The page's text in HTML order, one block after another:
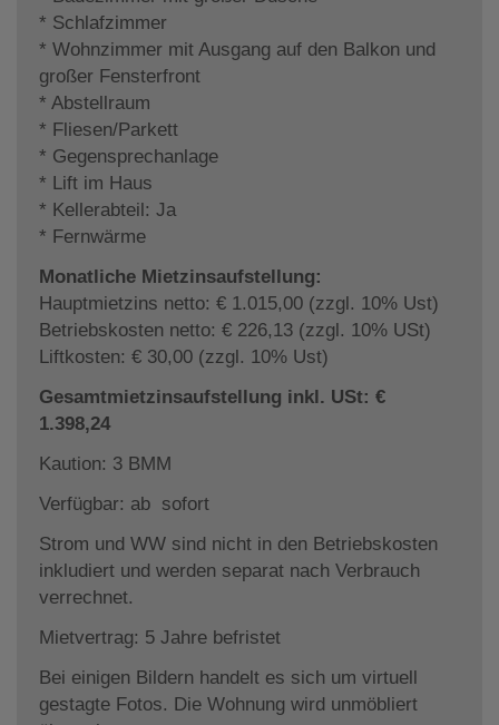
* Schlafzimmer
* Wohnzimmer mit Ausgang auf den Balkon und
großer Fensterfront
* Abstellraum
* Fliesen/Parkett
* Gegensprechanlage
* Lift im Haus
* Kellerabteil: Ja
* Fernwärme
Monatliche Mietzinsaufstellung:
Hauptmietzins netto: € 1.015,00 (zzgl. 10% Ust)
Betriebskosten netto: € 226,13 (zzgl. 10% USt)
Liftkosten: € 30,00 (zzgl. 10% Ust)
Gesamtmietzinsaufstellung inkl. USt: €
1.398,24
Kaution: 3 BMM
Verfügbar: ab sofort
Strom und WW sind nicht in den Betriebskosten
inkludiert und werden separat nach Verbrauch
verrechnet.
Mietvertrag: 5 Jahre befristet
Bei einigen Bildern handelt es sich um virtuell
gestagte Fotos. Die Wohnung wird unmöbliert